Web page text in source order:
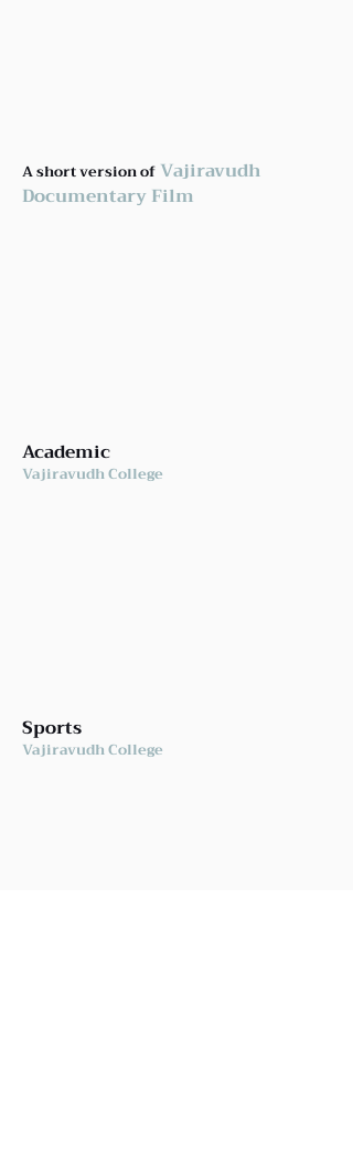
A short version of Vajiravudh
Documentary Film
Academic
Vajiravudh College
Sports
Vajiravudh College